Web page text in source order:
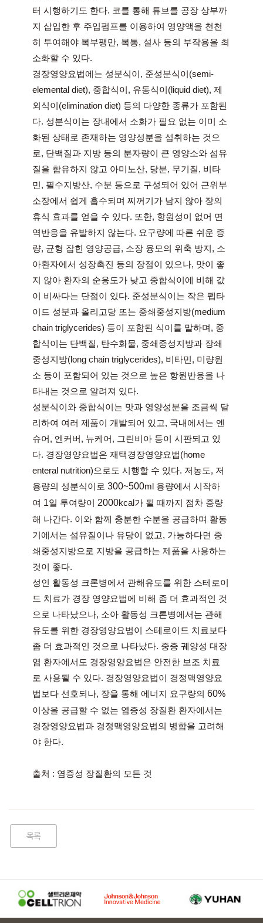
터 시행하기도 한다. 코를 통해 튜브를 공장 상부까
지 삽입한 후 주입펌프를 이용하여 영양액을 천천
히 투여해야 복부팽만, 복통, 설사 등의 부작용을 최
소화할 수 있다.
경장영양요법에는 성분식이, 준성분식이(semi-
elemental diet), 중합식이, 유동식이(liquid diet), 제
외식이(elimination diet) 등의 다양한 종류가 포함된
다. 성분식이는 장내에서 소화가 필요 없는 이미 소
화된 상태로 존재하는 영양성분을 섭취하는 것으
로, 단백질과 지방 등의 분자량이 큰 영양소와 섬유
질을 함유하지 않고 아미노산, 당분, 무기질, 비타
민, 필수지방산, 수분 등으로 구성되어 있어 근위부
소장에서 쉽게 흡수되며 찌꺼기가 남지 않아 장의
휴식 효과를 얻을 수 있다. 또한, 항원성이 없어 면
역반응을 유발하지 않는다. 요구량에 따른 쉬운 증
량, 균형 잡힌 영양공급, 소장 융모의 위축 방지, 소
아환자에서 성장촉진 등의 장점이 있으나, 맛이 좋
지 않아 환자의 순응도가 낮고 중합식이에 비해 값
이 비싸다는 단점이 있다. 준성분식이는 작은 펩타
이드 성분과 올리고당 또는 중쇄중성지방(medium
chain triglycerides) 등이 포함된 식이를 말하며, 중
합식이는 단백질, 탄수화물, 중쇄중성지방과 장쇄
중성지방(long chain triglycerides), 비타민, 미량원
소 등이 포함되어 있는 것으로 높은 항원반응을 나
타내는 것으로 알려져 있다.
성분식이와 중합식이는 맛과 영양성분을 조금씩 달
리하여 여러 제품이 개발되어 있고, 국내에서는 엔
슈어, 엔커버, 뉴케어, 그린비아 등이 시판되고 있
다. 경장영양요법은 재택경장영양요법(home
enteral nutrition)으로도 시행할 수 있다. 저농도, 저
용량의 성분식이로 300~500ml 용량에서 시작하
여 1일 투여량이 2000kcal가 될 때까지 점차 증량
해 나간다. 이와 함께 충분한 수분을 공급하며 활동
기에서는 섬유질이나 유당이 없고, 가능하다면 중
쇄중성지방으로 지방을 공급하는 제품을 사용하는
것이 좋다.
성인 활동성 크론병에서 관해유도를 위한 스테로이
드 치료가 경장 영양요법에 비해 좀 더 효과적인 것
으로 나타났으나, 소아 활동성 크론병에서는 관해
유도를 위한 경장영양요법이 스테로이드 치료보다
좀 더 효과적인 것으로 나타났다. 중증 궤양성 대장
염 환자에서도 경장영양요법은 안전한 보조 치료
로 사용될 수 있다. 경장영양요법이 경정맥영양요
법보다 선호되나, 장을 통해 에너지 요구량의 60%
이상을 공급할 수 없는 염증성 장질환 환자에서는
경장영양요법과 경정맥영양요법의 병합을 고려해
야 한다.
출처 : 염증성 장질환의 모든 것
목록